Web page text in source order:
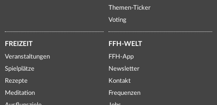
Themen-Ticker
Voting
FREIZEIT
Veranstaltungen
Spielplätze
Rezepte
Meditation
FFH-WELT
FFH-App
Newsletter
Kontakt
Frequenzen